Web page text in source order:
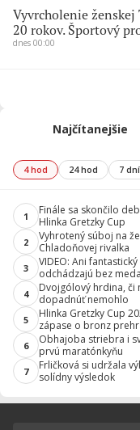
Vyvrcholenie
20 rokov. Športový
dnes 00:00
Najčítanejšie
4 hod 24 hod 7 dní
1
Finále sa skončilo
Hlinka Gretzky Cup
2
Vyhrotený súboj na
Chladoňovej rivalka
3
VIDEO: Ani
odchádzajú bez
4
Dvojgólový hrdina, či
dopadnúť nemohlo
5
Hlinka Gretzky Cup
zápase o bronz
6
Obhajoba striebra i
prvú maratónkyňu
7
Frličková si udržala
solídny výsledok